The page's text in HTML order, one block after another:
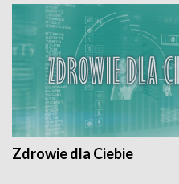
Zdrowie dla Ciebie